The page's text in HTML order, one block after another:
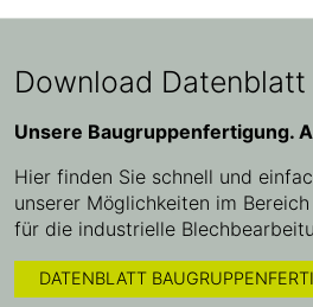
Download Datenblatt
Unsere Baugruppenfertigung.
Hier finden Sie schnell und
unserer Möglichkeiten im
für die industrielle
DATENBLATT